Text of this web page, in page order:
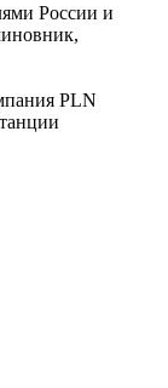
России и
PLN